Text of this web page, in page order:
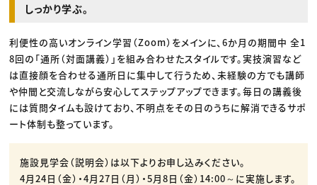
しっかり学ぶ。
利便性の高いオンライン学習（Zoom）をメインに、6か月の期間中 全1
8回の「通所（対面講義）」を組み合わせたスタイルです。実技演習など
は直接顔を合わせる通所日に集中して行うため、未経験の方でも講師
や仲間と交流しながら安心してステップアップできます。毎日の講義後
には質問タイムも設けており、不明点をその日のうちに解消できるサポ
ート体制も整っています。
施設見学会（説明会）は以下よりお申し込みください。
4月24日（金）・4月27日（月）・5月8日（金）14:00～に実施します。